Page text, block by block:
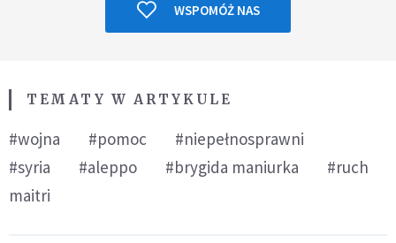
WSPOMÓŻ NAS
TEMATY W ARTYKULE
#wojna #pomoc
#niepełnosprawni
#syria
#aleppo #brygida maniurka
#ruch
maitri